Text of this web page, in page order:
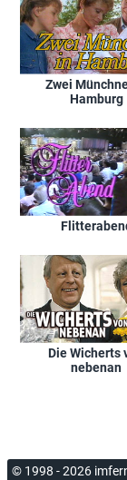
Zwei
Hamburg
Die Wicherts
nebenan
© 1998 - 2026